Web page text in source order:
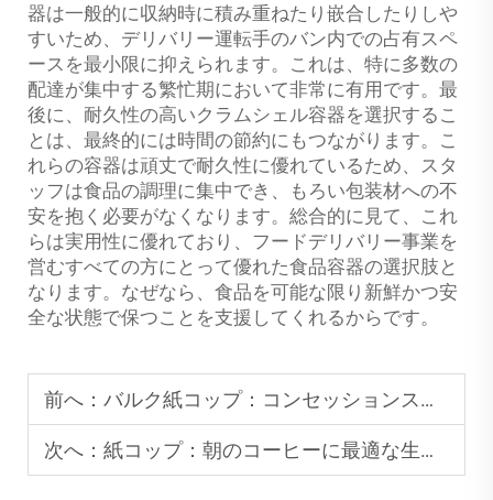
器は一般的に収納時に積み重ねたり嵌合したりしや
すいため、デリバリー運転手のバン内での占有スペ
ースを最小限に抑えられます。これは、特に多数の
配達が集中する繁忙期において非常に有用です。最
後に、耐久性の高いクラムシェル容器を選択するこ
とは、最終的には時間の節約にもつながります。こ
れらの容器は頑丈で耐久性に優れているため、スタ
ッフは食品の調理に集中でき、もろい包装材への不
安を抱く必要がなくなります。総合的に見て、これ
らは実用性に優れており、フードデリバリー事業を
営むすべての方にとって優れた食品容器の選択肢と
なります。なぜなら、食品を可能な限り新鮮かつ安
全な状態で保つことを支援してくれるからです。
前へ： バルク紙コップ：コンセッションスタンドに不可欠な備品
次へ： 紙コップ：朝のコーヒーに最適な生分解性オプション